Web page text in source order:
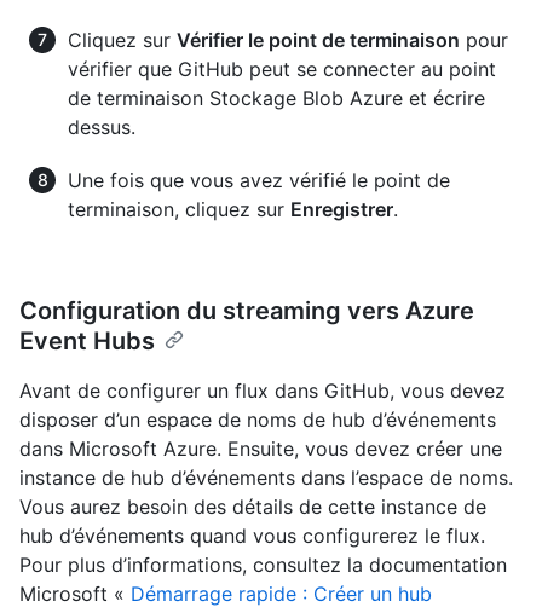
Cliquez sur Vérifier le point de terminaison pour
vérifier que GitHub peut se connecter au point
de terminaison Stockage Blob Azure et écrire
dessus.
Une fois que vous avez vérifié le point de
terminaison, cliquez sur Enregistrer.
Configuration du streaming vers Azure
Event Hubs
Avant de configurer un flux dans GitHub, vous devez
disposer d’un espace de noms de hub d’événements
dans Microsoft Azure. Ensuite, vous devez créer une
instance de hub d’événements dans l’espace de noms.
Vous aurez besoin des détails de cette instance de
hub d’événements quand vous configurerez le flux.
Pour plus d’informations, consultez la documentation
Microsoft « Démarrage rapide : Créer un hub